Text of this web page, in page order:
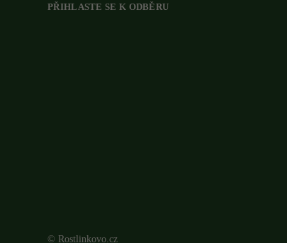
PŘIHLASTE SE K ODBĚRU
© Rostlinkovo.cz